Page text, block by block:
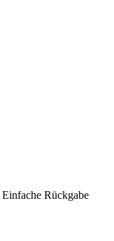
Einfache Rückgabe